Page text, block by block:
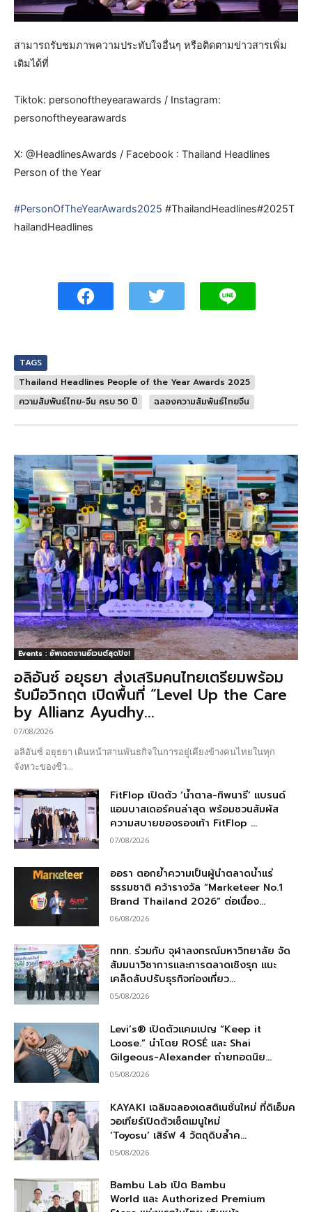
สามารถรับชมภาพความประทับใจอื่นๆ หรือติดตามข่าวสารเพิ่ม
เติมได้ที่
Tiktok: personoftheyearawards / Instagram:
personoftheyearawards
X: @HeadlinesAwards / Facebook : Thailand Headlines
Person of the Year
#PersonOfTheYearAwards2025 #ThailandHeadlines#2025T
hailandHeadlines
TAGS
Thailand Headlines People of the Year Awards 2025
ความสัมพันธ์ไทย-จีน ครบ 50 ปี
ฉลองความสัมพันธ์ไทยจีน
Events : อัพเดตงานอีเวนต์สุดปัง!
อลิอันซ์ อยุธยา ส่งเสริมคนไทยเตรียมพร้อม
รับมือวิกฤต เปิดพื้นที่ “Level Up the Care
by Allianz Ayudhy...
07/08/2026
อลิอันซ์ อยุธยา เดินหน้าสานพันธกิจในการอยู่เคียงข้างคนไทยในทุก
จังหวะของชีว...
FitFlop เปิดตัว ‘น้ำตาล-ทิพนารี’ แบรนด์
แอมบาสเดอร์คนล่าสุด พร้อมชวนสัมผัส
ความสบายของรองเท้า FitFlop ...
07/08/2026
ออรา ตอกย้ำความเป็นผู้นำตลาดน้ำแร่
ธรรมชาติ คว้ารางวัล “Marketeer No.1
Brand Thailand 2026” ต่อเนื่อง...
06/08/2026
ททท. ร่วมกับ จุฬาลงกรณ์มหาวิทยาลัย จัด
สัมมนาวิชาการและการตลาดเชิงรุก แนะ
เคล็ดลับปรับธุรกิจท่องเที่ยว...
05/08/2026
Levi’s® เปิดตัวแคมเปญ “Keep it
Loose.” นำโดย ROSÉ และ Shai
Gilgeous-Alexander ถ่ายทอดนิย...
05/08/2026
KAYAKI เฉลิมฉลองเดสติเนชั่นใหม่ ที่ดิเอ็มค
วอเทียร์เปิดตัวเซ็ตเมนูใหม่
‘Toyosu’ เสิร์ฟ 4 วัตถุดิบล้ำค...
05/08/2026
Bambu Lab เปิด Bambu
World และ Authorized Premium